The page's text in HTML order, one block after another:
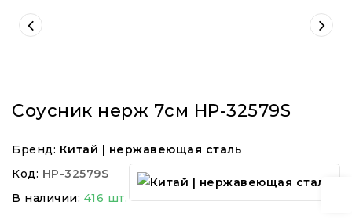
Соусник нерж 7см HP-32579S
Бренд: Китай | нержавеющая сталь
Код: HP-32579S
В наличии: 416 шт.